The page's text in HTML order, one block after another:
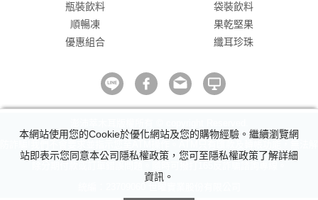
瓶裝飲料
袋裝飲料
順暢凍
果乾堅果
優惠組合
纖耳珍珠
本網站使用您的Cookie於優化網站及您的購物經驗。繼續瀏覽網
站即表示您同意本公司隱私權政策，您可至隱私權政策了解詳細
資訊。